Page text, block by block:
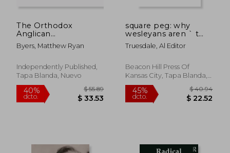
The Orthodox
Anglican
Understanding of
Homosexuality and
(en Inglés)
Byers, Matthew Ryan
Independently Published,
Tapa Blanda, Nuevo
square peg: why
wesleyans aren ` t
fundamentalists (en
Inglés)
Truesdale, Al Editor
Beacon Hill Press Of
Kansas City, Tapa Blanda,
Nuevo